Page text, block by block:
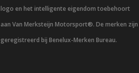
logo en het intelligente eigendom toebehoort
aan Van Merksteijn Motorsport®. De merken zijn
geregistreerd bij Benelux-Merken Bureau.